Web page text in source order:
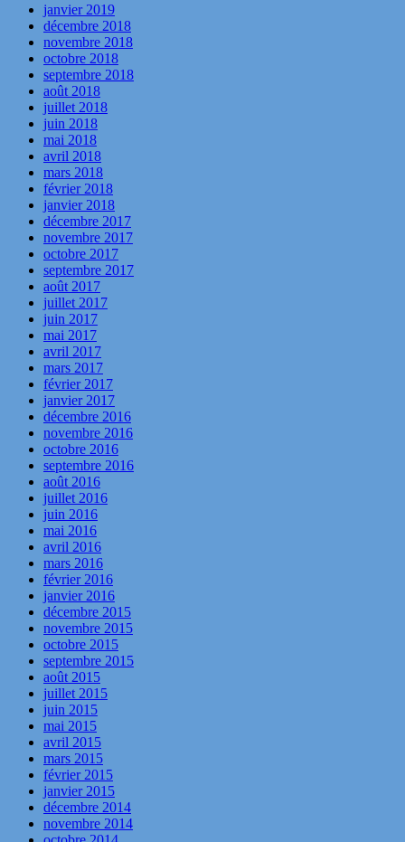
janvier 2019
décembre 2018
novembre 2018
octobre 2018
septembre 2018
août 2018
juillet 2018
juin 2018
mai 2018
avril 2018
mars 2018
février 2018
janvier 2018
décembre 2017
novembre 2017
octobre 2017
septembre 2017
août 2017
juillet 2017
juin 2017
mai 2017
avril 2017
mars 2017
février 2017
janvier 2017
décembre 2016
novembre 2016
octobre 2016
septembre 2016
août 2016
juillet 2016
juin 2016
mai 2016
avril 2016
mars 2016
février 2016
janvier 2016
décembre 2015
novembre 2015
octobre 2015
septembre 2015
août 2015
juillet 2015
juin 2015
mai 2015
avril 2015
mars 2015
février 2015
janvier 2015
décembre 2014
novembre 2014